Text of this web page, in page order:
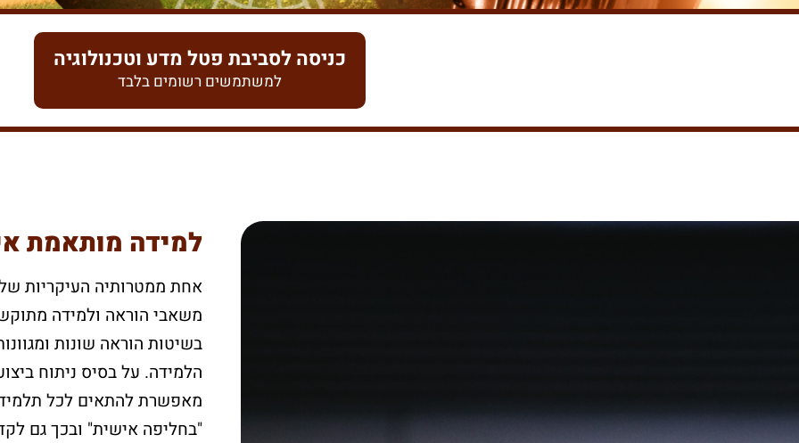
כניסה לסביבת פטל מדע וטכנולוגיה
למשתמשים רשומים בלבד
למידה מותאמת
אחת ממטרותיה העיקריות
משאבי הוראה ולמידה
בשיטות הוראה שונות
הלמידה. על בסיס ניתוח
מאפשרת להתאים לכל תלמיד
"בחליפה אישית" ובכך גם